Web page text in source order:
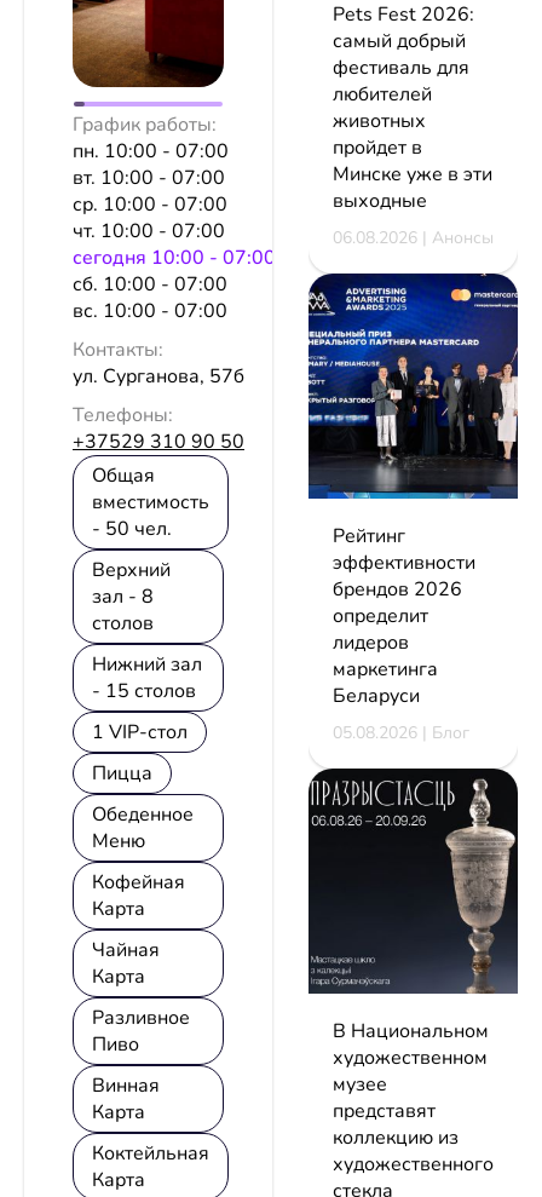
График работы:
пн. 10:00 - 07:00
вт. 10:00 - 07:00
ср. 10:00 - 07:00
чт. 10:00 - 07:00
сeгодня 10:00 - 07:00
сб. 10:00 - 07:00
вс. 10:00 - 07:00
Контакты:
ул. Сурганова, 57б
Телефоны:
+37529 310 90 50
Общая
вместимость
- 50 чел.
Верхний
зал - 8
столов
Нижний зал
- 15 столов
1 VIP-стол
Пицца
Обеденное
Меню
Кофейная
Карта
Чайная
Карта
Разливное
Пиво
Винная
Карта
Коктейльная
Карта
Pets Fest 2026:
самый добрый
фестиваль для
любителей
животных
пройдет в
Минске уже в эти
выходные
06.08.2026 | Анонсы
Рейтинг
эффективности
брендов 2026
определит
лидеров
маркетинга
Беларуси
05.08.2026 | Блог
В Национальном
художественном
музее
представят
коллекцию из
художественного
стекла